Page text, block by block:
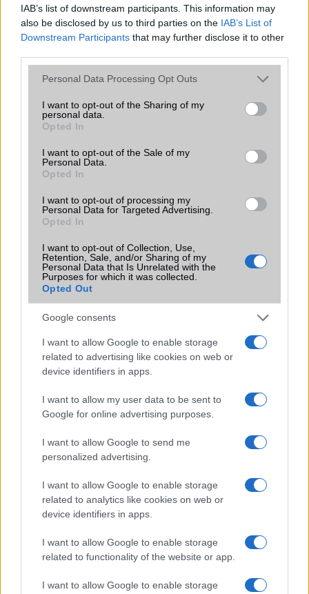
IAB’s list of downstream participants. This information may
also be disclosed by us to third parties on the IAB’s List of
Downstream Participants that may further disclose it to other
Please note that this website/app uses one or more Google
not limited to your visit or usage behaviour. You may click to
grant or deny consent to Google and its third-party tags to
use your data for below specified purposes in below Google
consent section.
Personal Data Processing Opt Outs
I want to opt-out of the Sharing of my
personal data.
Opted In
I want to opt-out of the Sale of my
Personal Data.
Opted In
I want to opt-out of processing my
Personal Data for Targeted Advertising.
Opted In
I want to opt-out of Collection, Use,
Retention, Sale, and/or Sharing of my
Personal Data that Is Unrelated with the
Purposes for which it was collected.
Opted Out
Google consents
I want to allow Google to enable storage
related to advertising like cookies on web or
device identifiers in apps.
I want to allow my user data to be sent to
Google for online advertising purposes.
I want to allow Google to send me
personalized advertising.
I want to allow Google to enable storage
related to analytics like cookies on web or
device identifiers in apps.
I want to allow Google to enable storage
related to functionality of the website or app.
I want to allow Google to enable storage
Nelly GSM
245.000 Ft (új)
Samsung Galaxy S26
Euro Gsm
Samsung Galaxy S25
222.000 Ft (új)
Számos népszerű Samsung Galaxy
készülék kimarad a One UI 9
frissítésből – itt a lista az érintett
2026.06.30| Phone Arena
A One UI 9 érkezése új mesterséges intelligencia-
azonban több korábbi csúcskategóriás és középkategóriás